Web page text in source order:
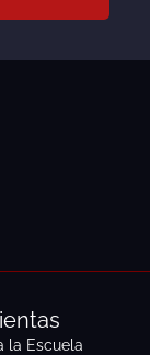
la Escuela